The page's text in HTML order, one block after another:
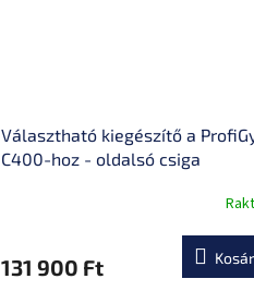
Választható kiegészítő a
C400-hoz - oldalsó csiga
131 900 Ft